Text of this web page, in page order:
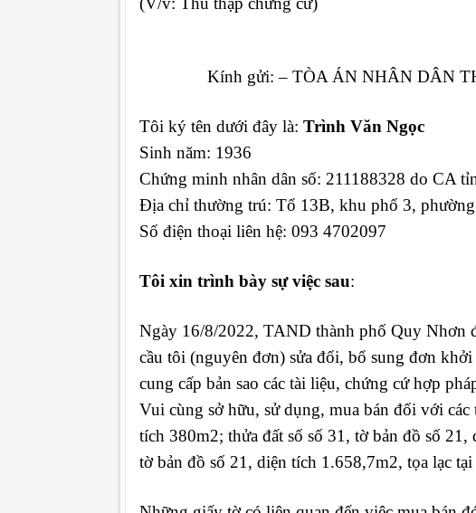
Kính gửi: – TÒA ÁN NHÂN DÂN
Tôi ký tên dưới đây là: Trình Văn Ngọc
Sinh năm: 1936
Chứng minh nhân dân số: 211188328 do CA
Địa chỉ thường trú: Tổ 13B, khu phố 3,
Số điện thoại liên hệ: 093 4702097
Tôi xin trình bày sự việc sau:
Ngày 16/8/2022, TAND thành phố Quy Nhơn
cầu tôi (nguyên đơn) sửa đổi, bổ sung đơn
cung cấp bản sao các tài liệu, chứng cứ hợp
Vui cùng sở hữu, sử dụng, mua bán đối với
tích 380m2; thửa đất số số 31, tờ bản đồ số
tờ bản đồ số 21, diện tích 1.658,7m2, tọa lạc